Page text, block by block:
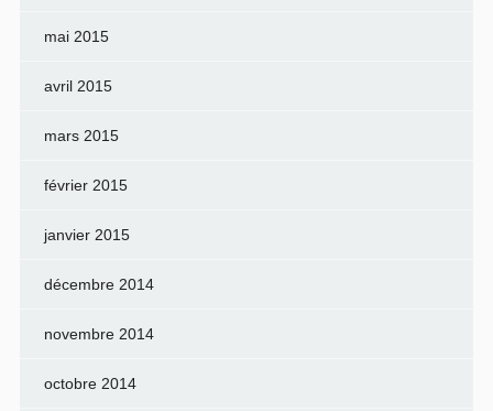
mai 2015
avril 2015
mars 2015
février 2015
janvier 2015
décembre 2014
novembre 2014
octobre 2014